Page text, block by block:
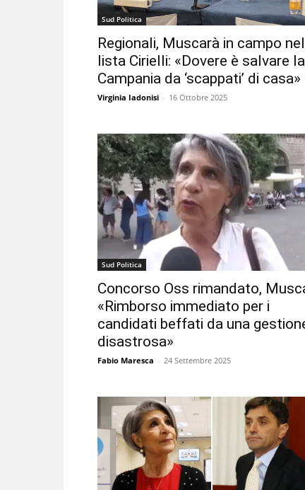
Sud Politica
Regionali, Muscarà in campo
lista Cirielli: «Dovere è salvare la
Campania da ‘scappati’ di casa»
Virginia Iadonisi - 16 Ottobre 2025
Sud Politica
Concorso Oss rimandato,
«Rimborso immediato per i
candidati beffati da una
disastrosa»
Fabio Maresca - 24 Settembre 2025